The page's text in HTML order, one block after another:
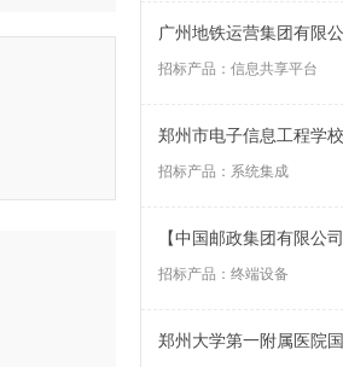
广州地铁运营集团有限公
招标产品： 信息共享平台
郑州市电子信息工程学校
招标产品： 系统集成
【中国邮政集团有限公司
招标产品： 终端设备
郑州大学第一附属医院国